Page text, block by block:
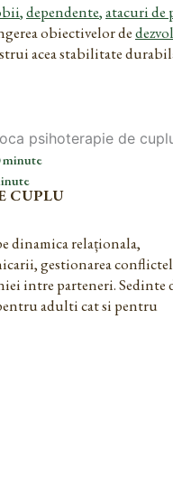
,dependente,atacuri de
obiectivelor de
acea stabilitate
minute
CUPLU
dinamica relaționala,
gestionarea
intre parteneri. Sedinte
adulti cat si pentru